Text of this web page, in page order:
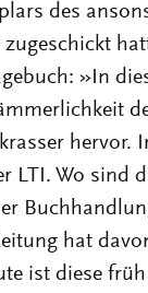
des
»In
hervor.
LTI. Wo sind
hat
ist diese